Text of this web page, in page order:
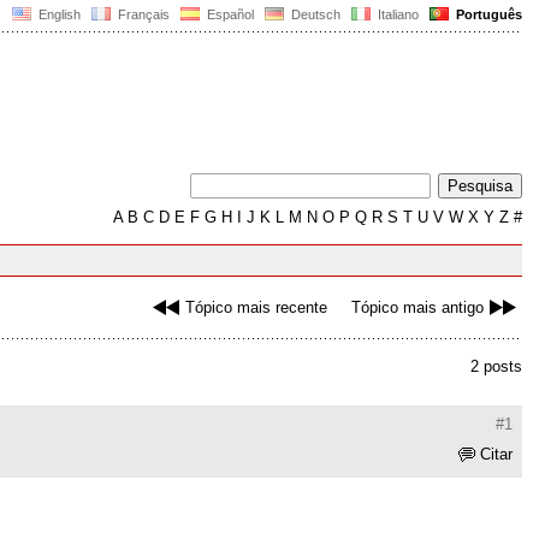
English Français Español Deutsch Italiano Português
AB C D E F G H J K L M N O P Q R S T U V W X Y Z #
Tópico mais recente Tópico mais antigo
2 posts
#1
Citar